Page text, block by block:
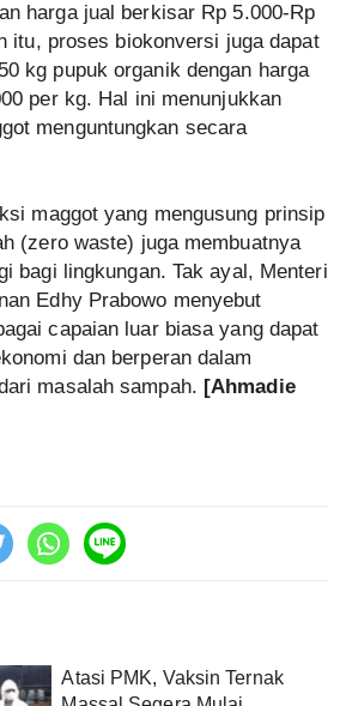
harga jual berkisar Rp 5.000-Rp
itu, proses biokonversi juga dapat
kg pupuk organik dengan harga
per kg. Hal ini menunjukkan
menguntungkan secara
maggot yang mengusung prinsip
(zero waste) juga membuatnya
bagi lingkungan. Tak ayal, Menteri
Edhy Prabowo menyebut
capaian luar biasa yang dapat
dan berperan dalam
masalah sampah. [Ahmadie
Atasi PMK, Vaksin Ternak